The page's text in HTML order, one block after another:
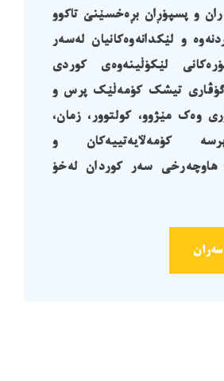
و پسپۆڕان بڕەخسێنێ تاکوو
و لێکدانەوەکانیان لەسەر
لێکۆڵینەوەی کوردی
گۆڤاری تیشک کۆمەڵێک پرس و
وەک مێژوو، کولتوور، زمان،
کۆمەڵایەتییەکان و
هاوچەرخی سەر کوردان لەخۆ